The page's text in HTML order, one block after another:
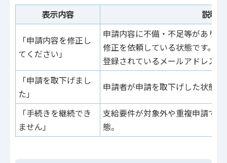
表示内容 説明
「申請内容を修正し
てください」
申請内容に不備・不足等があり
修正を依頼している状態です。
登録されているメールアドレス
「申請を取下げまし
た」
申請者が申請を取下げした状態。
「手続きを継続でき
ません」
支給要件が対象外や重複申請で
態。